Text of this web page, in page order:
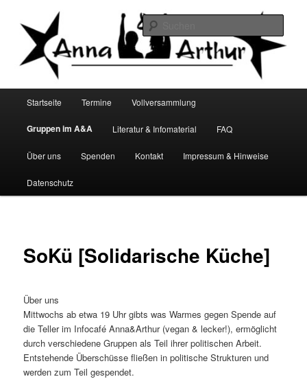
primären
springenAnna&Arthur
Startseite Termine Vollversammlung
Gruppen im A&A Literatur & Infomaterial FAQ
Über uns Spenden Kontakt Impressum & Hinweise
Datenschutz
SoKü [Solidarische Küche]
Über uns
Mittwochs ab etwa 19 Uhr gibts was Warmes gegen Spende auf
die Teller im Infocafé Anna&Arthur (vegan & lecker!), ermöglicht
durch verschiedene Gruppen als Teil ihrer politischen Arbeit.
Entstehende Überschüsse fließen in politische Strukturen und
werden zum Teil gespendet.